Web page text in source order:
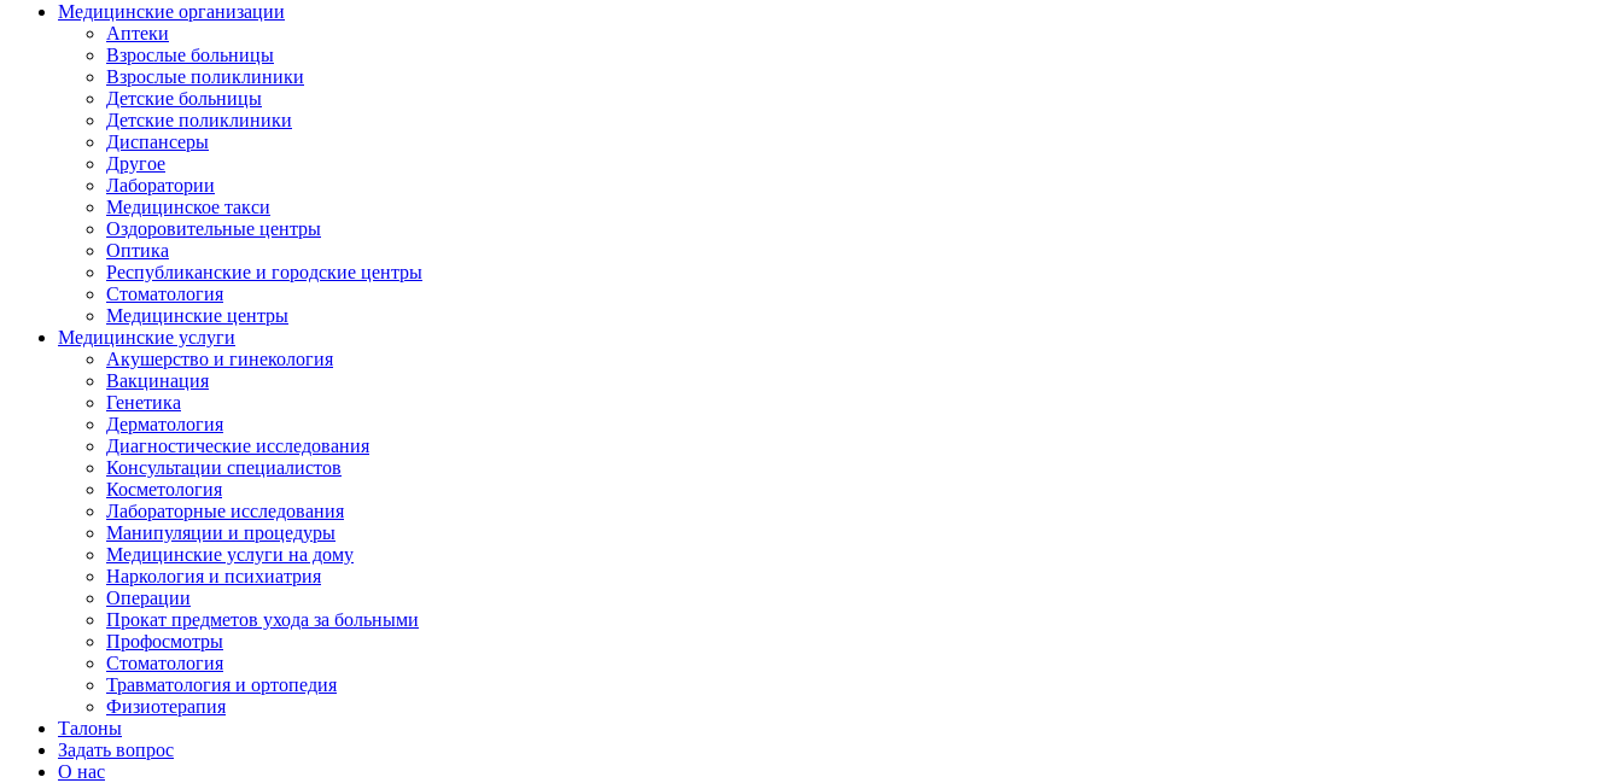
Медицинские организации
Аптеки
Взрослые больницы
Взрослые поликлиники
Детские больницы
Детские поликлиники
Диспансеры
Другое
Лаборатории
Медицинское такси
Оздоровительные центры
Оптика
Республиканские и городские центры
Стоматология
Медицинские центры
Медицинские услуги
Акушерство и гинекология
Вакцинация
Генетика
Дерматология
Диагностические исследования
Консультации специалистов
Косметология
Лабораторные исследования
Манипуляции и процедуры
Медицинские услуги на дому
Наркология и психиатрия
Операции
Прокат предметов ухода за больными
Профосмотры
Стоматология
Травматология и ортопедия
Физиотерапия
Талоны
Задать вопрос
О нас